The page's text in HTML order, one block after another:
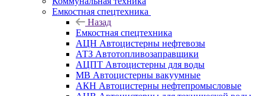
Емкостная спецтехника
Назад
Емкостная спецтехника
АЦН Автоцистерны нефтевозы
АТЗ Автотопливозаправщики
АЦПТ Автоцистерны для воды
МВ Автоцистерны вакуумные
АКН Автоцистерны нефтепромысловые